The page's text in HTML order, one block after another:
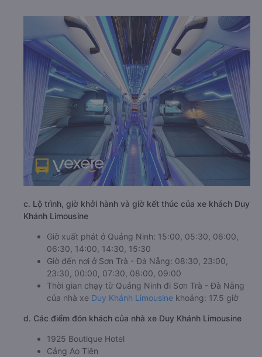
c. Lộ trình, giờ khởi hành và giờ kết thúc của xe khách Duy
Khánh Limousine
Giờ xuất phát ở Quảng Ninh: 15:00, 05:30, 06:00,
06:30, 14:00, 14:30, 15:30
Giờ đến nơi ở Sơn Trà - Đà Nẵng: 08:30, 23:00,
23:30, 00:00, 07:30, 08:00, 09:00
Thời gian chạy từ Quảng Ninh đi Sơn Trà - Đà Nẵng
của nhà xe Duy Khánh Limousine khoảng: 17.5 giờ
d. Các điểm đón khách của nhà xe Duy Khánh Limousine
1925 Boutique Hotel
Cảng Ao Tiên